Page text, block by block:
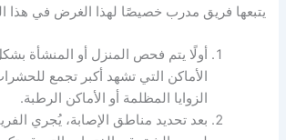
يتبعها فريق مدرب خصيصًا لهذا الغرض في هذا
أولًا يتم فحص المنزل أو المنشأة
الأماكن التي تشهد أكبر تجمع
الزوايا المظلمة أو الأماكن الرطبة.
بعد تحديد مناطق الإصابة، يُجري